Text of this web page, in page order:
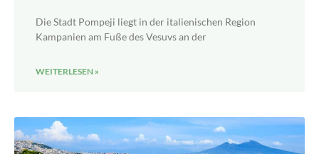
Die Stadt Pompeji liegt in der italienischen Region
Kampanien am Fuße des Vesuvs an der
WEITERLESEN »